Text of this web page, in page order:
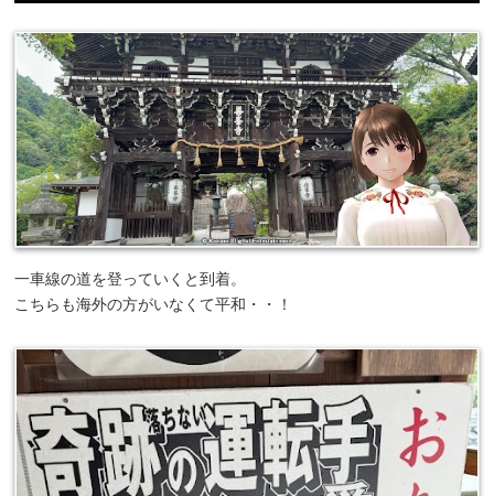
一車線の道を登っていくと到着。
こちらも海外の方がいなくて平和・・！